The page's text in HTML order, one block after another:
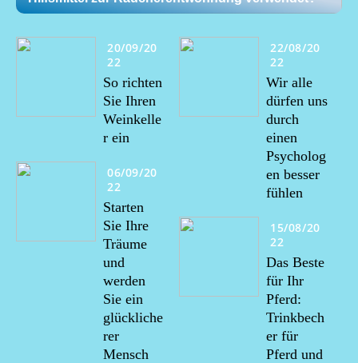
20/09/20
22
So richten
Sie Ihren
Weinkelle
r ein
06/09/20
22
Starten
Sie Ihre
Träume
und
werden
Sie ein
glückliche
rer
Mensch
22/08/20
22
Wir alle
dürfen uns
durch
einen
Psycholog
en besser
fühlen
15/08/20
22
Das Beste
für Ihr
Pferd:
Trinkbech
er für
Pferd und